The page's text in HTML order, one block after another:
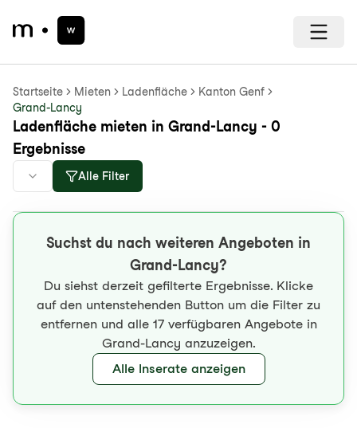
Startseite Mieten Ladenfläche
Kanton Genf
Grand-Lancy
Ladenfläche mieten in Grand-Lancy - 0
Ergebnisse
Alle Filter
Suchst du nach weiteren Angeboten in
Grand-Lancy?
Du siehst derzeit gefilterte Ergebnisse. Klicke
auf den untenstehenden Button um die Filter zu
entfernen und alle 17 verfügbaren Angebote in
Grand-Lancy anzuzeigen.
Alle Inserate anzeigen